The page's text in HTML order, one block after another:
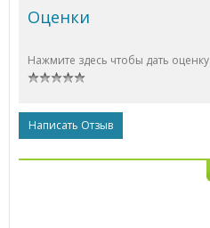
Оценки
Нажмите здесь чтобы дать оценку
Написать Отзыв